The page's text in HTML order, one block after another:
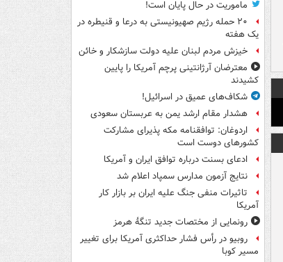
ماموریت در حال پایان است!
۲۰ حمله رژیم صهیونیستی به درعا و قنیطره در
یک هفته
خیزش مردم لبنان علیه دولت سازشکار و خائن
معترضان آرژانتینی پرچم آمریکا را پایین
کشیدند
شکاف‌های عمیق در اسرائیل!
هشدار مقام ارشد یمن به عربستان سعودی
اردوغان: توافقنامه مکه پذیرای مشارکت
کشورهای دوست است
ادعای بسنت درباره توافق ایران و آمریکا
نتایج آزمون مدارس سمپاد اعلام شد
تاثیرات منفی جنگ علیه ایران بر بازار کار
آمریکا
رونمایی از مختصات جدید تنگۀ هرمز
روبیو در رأس فشار حداکثری آمریکا برای تغییر
مسیر کوبا